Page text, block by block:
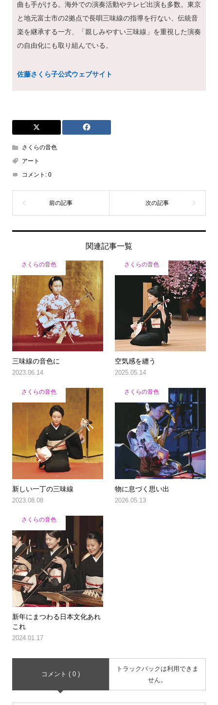
曲も手がける。海外での演奏活動やテレビ出演も多数。東京
と地元富士市の2拠点で長唄三味線の指導を行ない、伝統音
楽を継承する一方、「親しみやすい三味線」を重視した演奏
の自由化にも取り組んでいる。
佐藤さくら子公式ウェブサイト
さくらの音色
アート
コメント: 0
関連記事一覧
さくらの音色
三味線の音色に
2023.06.14
さくらの音色
空気感を纏う
2025.05.14
さくらの音色
新しい一丁の三味線
2023.08.08
さくらの音色
物に息づく思い出
2026.05.13
さくらの音色
新年にまつわる日本文化あれ
これ
2024.01.17
コメント ( 0 )
トラックバックは利用できま
せん。